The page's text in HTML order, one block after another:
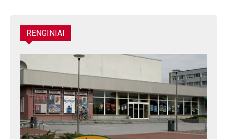
RENGINIAI